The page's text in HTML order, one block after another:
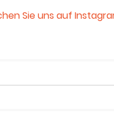
Sie uns auf